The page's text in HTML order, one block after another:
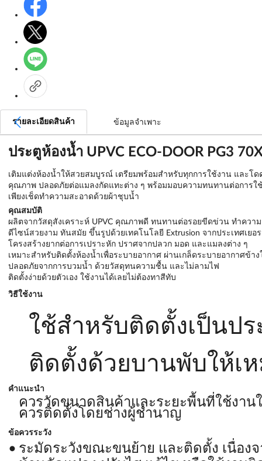
รายละเอียดสินค้า ข้อมูลจำเพาะ
ประตูห้องน้ำ UPVC ECO-DOOR PG3
เติมแต่งห้องน้ำให้สวยสมบูรณ์ เตรียมพร้อมสำหรับทุกการใช้งาน และโ
คุณภาพ ปลอดภัยต่อแมลงกัดแทะต่าง ๆ พร้อมมอบความทนทานต่อการใ
เพียงเช็ดทำความสะอาดด้วยผ้าชุบน้ำ
คุณสมบัติ
ผลิตจากวัสดุสังเคราะห์ UPVC คุณภาพดี ทนทานต่อรอยขีดข่วน ทำควา
ดีไซน์สวยงาม ทันสมัย ขึ้นรูปด้วยเทคโนโลยี Extrusion จากประเทศเยอ
โครงสร้างยากต่อการเปราะหัก ปราศจากปลวก มอด และแมลงต่าง ๆ
เหมาะสำหรับติดตั้งห้องน้ำเพื่อระบายอากาศ ผ่านเกล็ดระบายอากาศข้าง
ปลอดภัยจากการบวมน้ำ ด้วยวัสดุทนความชื้น และไม่ลามไฟ
ติดตั้งง่ายด้วยตัวเอง ใช้งานได้เลยไม่ต้องทาสีทับ
วิธีใช้งาน
ใช้สำหรับติดตั้งเป็นป
ติดตั้งด้วยบานพับให้เ
คำแนะนำ
ควรวัดขนาดสินค้าและระยะพื้นที่ใช้งา
ควรติดตั้งโดยช่างผู้ชำนาญ
ข้อควรระวัง
ระมัดระวังขณะขนย้าย และติดตั้ง เนื่อง